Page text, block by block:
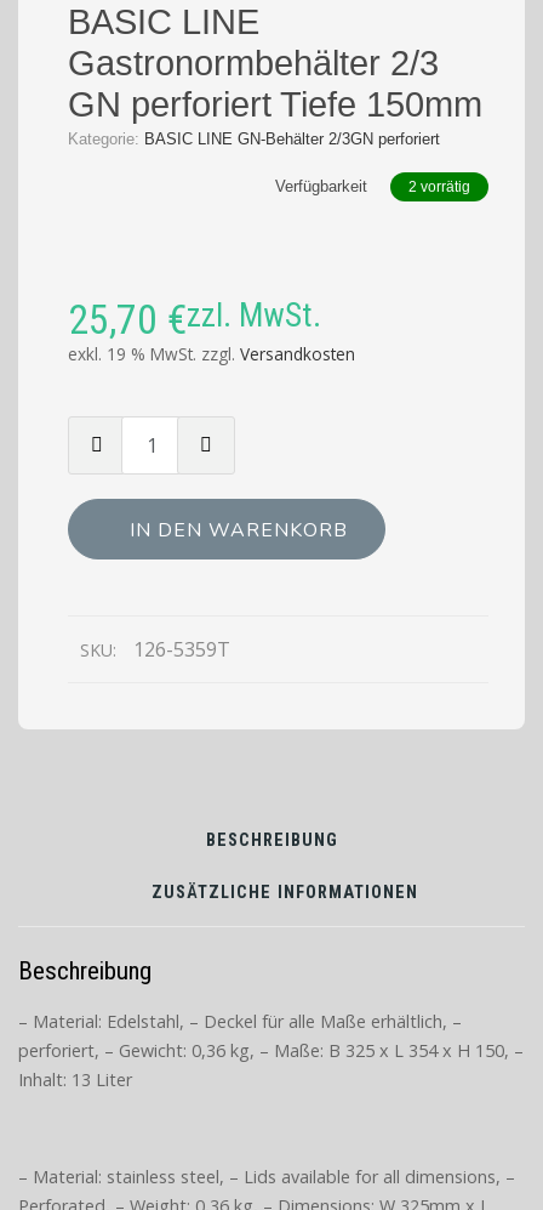
BASIC LINE
Gastronormbehälter 2/3
GN perforiert Tiefe 150mm
Kategorie: BASIC LINE GN-Behälter 2/3GN perforiert
Verfügbarkeit 2 vorrätig
25,70 €zzl. MwSt.
exkl. 19 % MwSt. zzgl. Versandkosten
von
LINE
Gastronormbehälter
Tiefe
IN DEN WARENKORB
SKU: 126-5359T
BESCHREIBUNG
ZUSÄTZLICHE INFORMATIONEN
Beschreibung
– Material: Edelstahl, – Deckel für alle Maße erhältlich, –
perforiert, – Gewicht: 0,36 kg, – Maße: B 325 x L 354 x H 150, –
Inhalt: 13 Liter
– Material: stainless steel, – Lids available for all dimensions, –